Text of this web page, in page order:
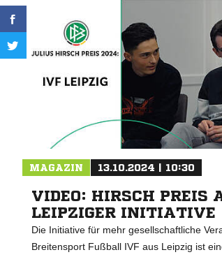
MAGAZIN 13.10.2024 | 10:30
VIDEO: HIRSCH PREIS
LEIPZIGER INITIATIVE
Die Initiative für mehr gesellschaftliche
Breitensport Fußball IVF aus Leipzig ist